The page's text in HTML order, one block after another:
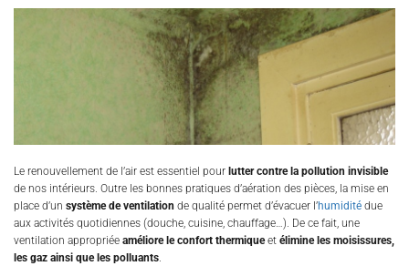
Le renouvellement de l’air est essentiel pour lutter contre la pollution invisible
de nos intérieurs. Outre les bonnes pratiques d’aération des pièces, la mise en
place d’un système de ventilation de qualité permet d’évacuer l’humidité due
aux activités quotidiennes (douche, cuisine, chauffage…). De ce fait, une
ventilation appropriée améliore le confort thermiqueet élimine les moisissures,
les gaz ainsi que les polluants.